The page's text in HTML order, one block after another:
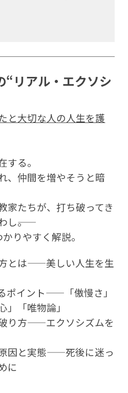
“リアル・エクソシ
と大切な人の人生を護
する。
、仲間を増やそうと暗
家たちが、打ち破ってき
――。
りやすく解説。
とは——美しい人生を生
ポイント——「傲慢さ」
」「唯物論」
り方——エクソシズムを
因と実態——死後に迷っ
に